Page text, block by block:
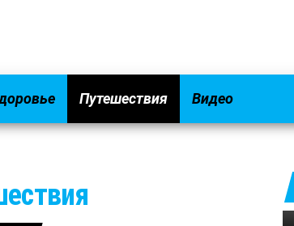
Путешествия Видео